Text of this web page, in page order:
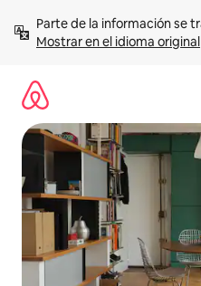
contenidoMostrar en el idioma original